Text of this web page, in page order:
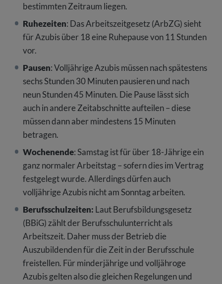
bestimmten Zeitraum liegen.
Ruhezeiten: Das Arbeitszeitgesetz (ArbZG) sieht
für Azubis über 18 eine Ruhepause von 11 Stunden
vor.
Pausen: Volljährige Azubis müssen nach spätestens
sechs Stunden 30 Minuten pausieren und nach
neun Stunden 45 Minuten. Die Pause lässt sich
auch in andere Zeitabschnitte aufteilen – diese
müssen dann aber mindestens 15 Minuten
betragen.
Wochenende: Samstag ist für über 18-Jährige ein
ganz normaler Arbeitstag – sofern dies im Vertrag
festgelegt wurde. Allerdings dürfen auch
volljährige Azubis nicht am Sonntag arbeiten.
Berufsschulzeiten: Laut Berufsbildungsgesetz
(BBiG) zählt der Berufsschulunterricht als
Arbeitszeit. Daher muss der Betrieb die
Auszubildenden für die Zeit in der Berufsschule
freistellen. Für minderjährige und volljähroge
Azubis gelten also die gleichen Regelungen und